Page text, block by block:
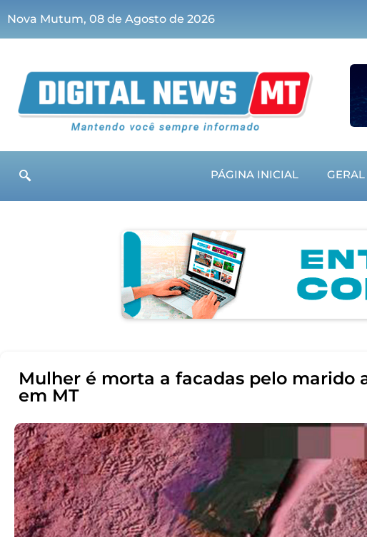
Nova Mutum, 08 de Agosto de 2026
PÁGINA INICIAL GERAL
Mulher é morta a facadas pelo marido
em MT